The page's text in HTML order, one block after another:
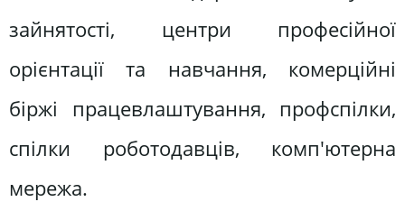
зайнятості, центри професійної
орієнтації та навчання, комерційні
біржі працевлаштування, профспілки,
спілки роботодавців, комп'ютерна
мережа.